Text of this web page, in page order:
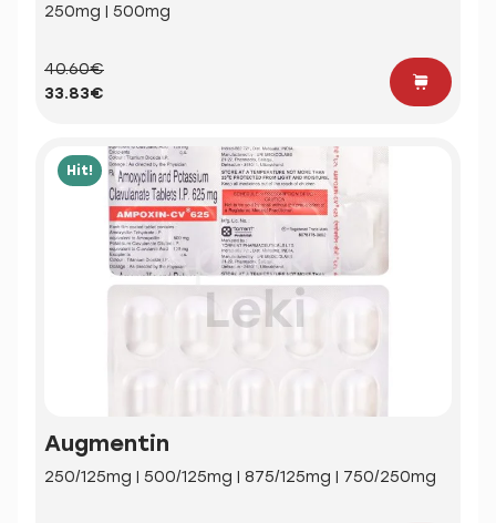
250mg | 500mg
40.60€
33.83€
Hit!
Augmentin
250/125mg | 500/125mg | 875/125mg | 750/250mg